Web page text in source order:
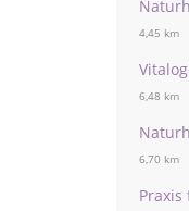
4,45 km
6,48 km
6,70 km